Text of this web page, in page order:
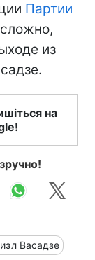
Партии
из
на
Васадзе